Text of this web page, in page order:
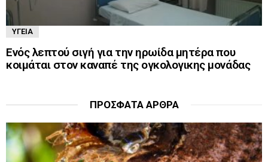
ΥΓΕΊΑ
Ενός λεπτού σιγή για την ηρωίδα μητέρα που
κοιμάται στον καναπέ της ογκολογικης μονάδας
ΠΡΌΣΦΑΤΑ ΆΡΘΡΑ